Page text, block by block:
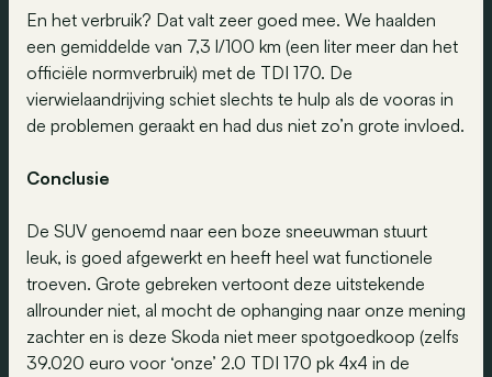
En het verbruik? Dat valt zeer goed mee. We haalden
een gemiddelde van 7,3 l/100 km (een liter meer dan het
officiële normverbruik) met de TDI 170. De
vierwielaandrijving schiet slechts te hulp als de vooras in
de problemen geraakt en had dus niet zo’n grote invloed.
Conclusie
De SUV genoemd naar een boze sneeuwman stuurt
leuk, is goed afgewerkt en heeft heel wat functionele
troeven. Grote gebreken vertoont deze uitstekende
allrounder niet, al mocht de ophanging naar onze mening
zachter en is deze Skoda niet meer spotgoedkoop (zelfs
39.020 euro voor ‘onze’ 2.0 TDI 170 pk 4x4 in de